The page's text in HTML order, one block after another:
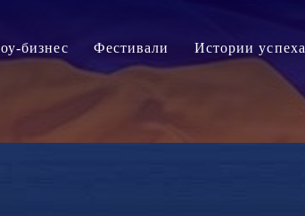
бизнес Фестивали Истории успеха